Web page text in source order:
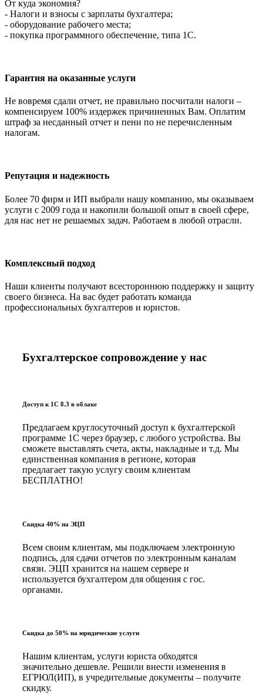
От куда экономия?
- Налоги и взносы с зарплаты бухгалтера;
- оборудование рабочего места;
- покупка программного обеспечение, типа 1С.
Гарантия на оказанные услуги
Не вовремя сдали отчет, не правильно посчитали налоги –
компенсируем 100% издержек причиненных Вам. Оплатим
штраф за несданный отчет и пени по не перечисленным
налогам.
Репутация и надежность
Более 70 фирм и ИП выбрали нашу компанию, мы оказываем
услуги с 2009 года и накопили большой опыт в своей сфере,
для нас нет не решаемых задач. Работаем в любой отрасли.
Комплексный подход
Наши клиенты получают всестороннюю поддержку и защиту
своего бизнеса. На вас будет работать команда
профессиональных бухгалтеров и юристов.
Бухгалтерское сопровождение у нас
Доступ к 1С 8.3 в облаке
Предлагаем круглосуточный доступ к бухгалтерской
программе 1С через браузер, с любого устройства. Вы
сможете выставлять счета, акты, накладные и т.д. Мы
единственная компания в регионе, которая
предлагает такую услугу своим клиентам
БЕСПЛАТНО!
Скидка 40% на ЭЦП
Всем своим клиентам, мы подключаем электронную
подпись, для сдачи отчетов по электронным каналам
связи. ЭЦП хранится на нашем сервере и
используется бухгалтером для общения с гос.
органами.
Скидка до 50% на юридические услуги
Нашим клиентам, услуги юриста обходятся
значительно дешевле. Решили внести изменения в
ЕГРЮЛ(ИП), в учредительные документы – получите
скидку.